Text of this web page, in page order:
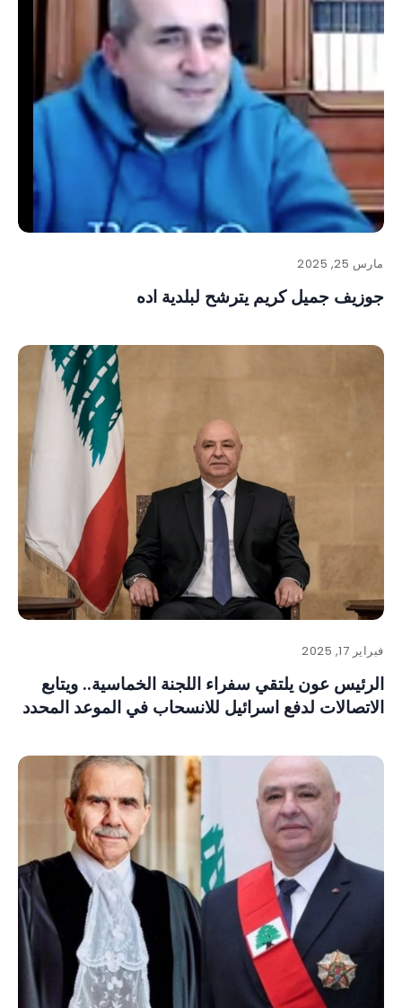
مارس 25, 2025
جوزيف جميل كريم يترشح لبلدية اده
فبراير 17, 2025
الرئيس عون يلتقي سفراء اللجنة الخماسية.. ويتابع
الاتصالات لدفع اسرائيل للانسحاب في الموعد المحدد